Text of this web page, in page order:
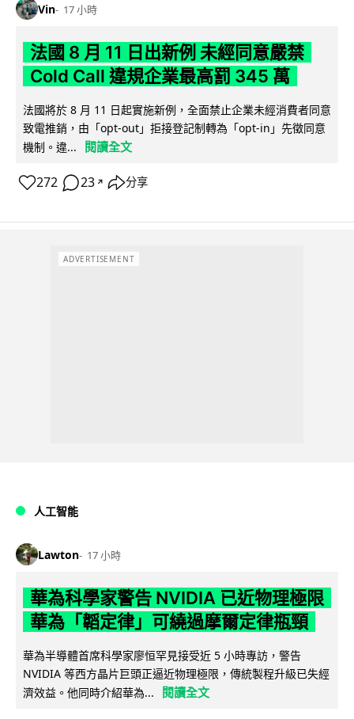
Vin 17 小時
法國 8 月 11 日出新例 未經同意嚴禁
Cold Call 違規企業最高罰 345 萬
法國將於 8 月 11 日起實施新例，全面禁止企業未經消費者同意
致電推銷，由「opt-out」拒接登記制轉為「opt-in」先徵同意
機制。違...
閱讀全文
272 23 ↗ 分享
ADVERTISEMENT
人工智能
Lawton 17 小時
華為科學家警告 NVIDIA 已近物理極限
華為「韜定律」可繞過摩爾定律瓶頸
華為半導體首席科學家廖恒罕見接受近 5 小時專訪，警告
NVIDIA 等西方晶片巨頭正逼近物理極限，傳統製程升級已失經
濟效益。他同時介紹華為...
閱讀全文